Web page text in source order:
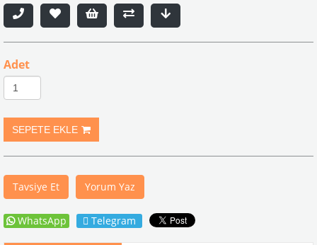
Adet
Tavsiye Et Yorum Yaz
WhatsApp Telegram